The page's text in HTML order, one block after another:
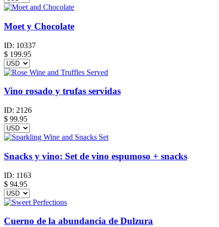
Moet y Chocolate
ID: 10337
$ 199.95
Vino rosado y trufas servidas
ID: 2126
$ 99.95
Snacks y vino: Set de vino espumoso + snacks
ID: 1163
$ 94.95
Cuerno de la abundancia de Dulzura